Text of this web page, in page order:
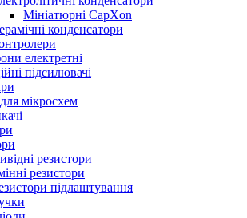
Мініатюрні CapXon
конденсатори
електретні
підсилювачі
мікросхем
резистори
резистори
підлаштування